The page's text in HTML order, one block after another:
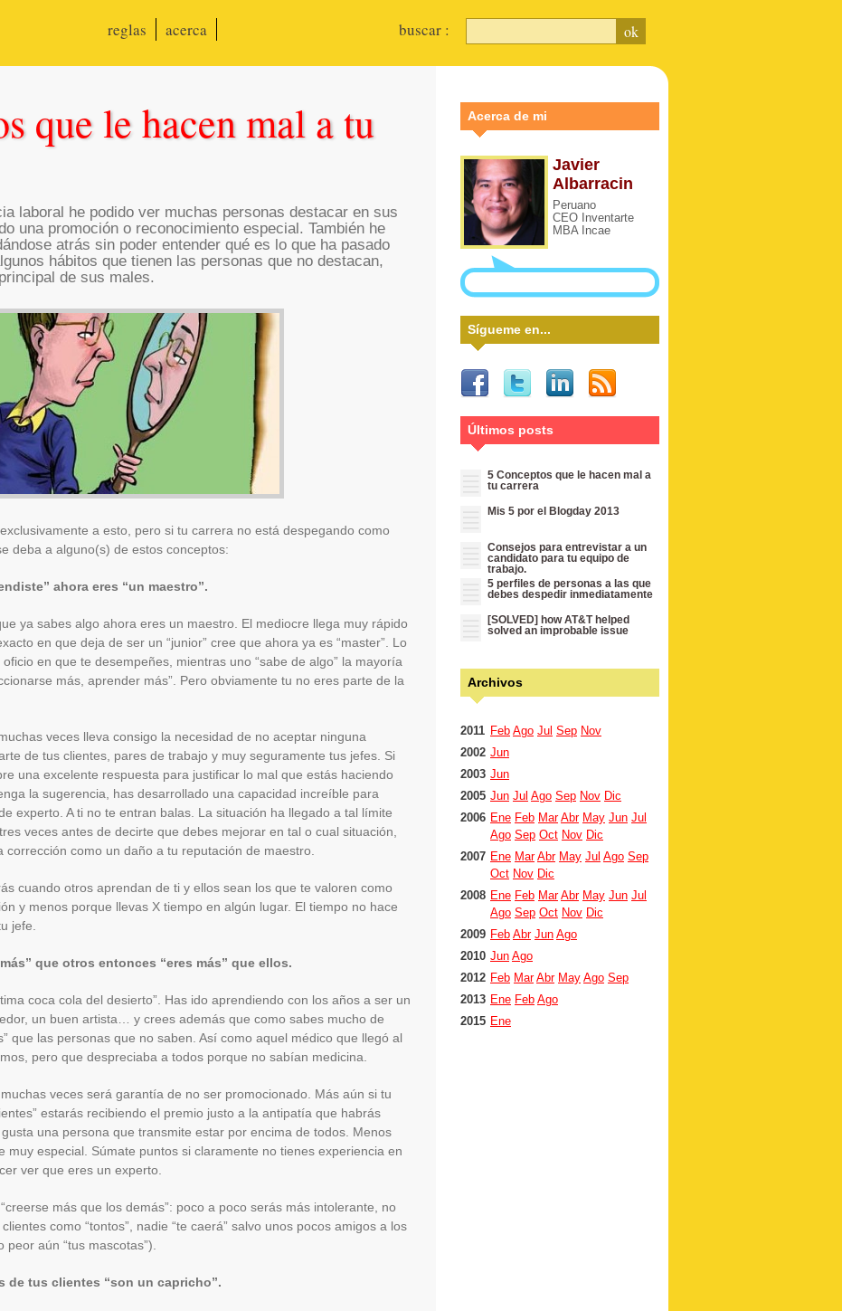
acerca
reglas buscar :
que le hacen mal a tu
laboral he podido ver muchas personas destacar en sus
una promoción o reconocimiento especial. También he
atrás sin poder entender qué es lo que ha pasado
hábitos que tienen las personas que no destacan,
de sus males.
a esto, pero si tu carrera no está despegando como
deba a alguno(s) de estos conceptos:
ahora eres “un maestro”.
ya sabes algo ahora eres un maestro. El mediocre llega muy rápido
en que deja de ser un “junior” cree que ahora ya es “master”. Lo
en que te desempeñes, mientras uno “sabe de algo” la mayoría
más, aprender más”. Pero obviamente tu no eres parte de la
veces lleva consigo la necesidad de no aceptar ninguna
de tus clientes, pares de trabajo y muy seguramente tus jefes. Si
una excelente respuesta para justificar lo mal que estás haciendo
la sugerencia, has desarrollado una capacidad increíble para
experto. A ti no te entran balas. La situación ha llegado a tal límite
veces antes de decirte que debes mejorar en tal o cual situación,
como un daño a tu reputación de maestro.
cuando otros aprendan de ti y ellos sean los que te valoren como
y menos porque llevas X tiempo en algún lugar. El tiempo no hace
jefe.
que otros entonces “eres más” que ellos.
coca cola del desierto”. Has ido aprendiendo con los años a ser un
un buen artista… y crees además que como sabes mucho de
que las personas que no saben. Así como aquel médico que llegó al
pero que despreciaba a todos porque no sabían medicina.
veces será garantía de no ser promocionado. Más aún si tu
estarás recibiendo el premio justo a la antipatía que habrás
una persona que transmite estar por encima de todos. Menos
muy especial. Súmate puntos si claramente no tienes experiencia en
ver que eres un experto.
más que los demás”: poco a poco serás más intolerante, no
como “tontos”, nadie “te caerá” salvo unos pocos amigos a los
aún “tus mascotas”).
de tus clientes “son un capricho”.
Acerca de mi
Javier
Albarracin
Peruano
CEO Inventarte
MBA Incae
Sígueme en...
Últimos posts
5 Conceptos que le hacen mal a
tu carrera
Mis 5 por el Blogday 2013
Consejos para entrevistar a un
candidato para tu equipo de
trabajo.
5 perfiles de personas a las que
debes despedir inmediatamente
[SOLVED] how AT&T helped
solved an improbable issue
Archivos
2011 Feb Ago Jul Sep Nov
2002 Jun
2003 Jun
2005 Jun Jul Ago Sep Nov Dic
2006 Ene Feb Mar Abr May Jun Jul
Ago Sep Oct Nov Dic
2007 Ene Mar Abr May Jul Ago Sep
Oct Nov Dic
2008 Ene Feb Mar Abr May Jun Jul
Ago Sep Oct Nov Dic
2009 Feb Abr Jun Ago
2010 Jun Ago
2012 Feb Mar Abr May Ago Sep
2013 Ene Feb Ago
2015 Ene